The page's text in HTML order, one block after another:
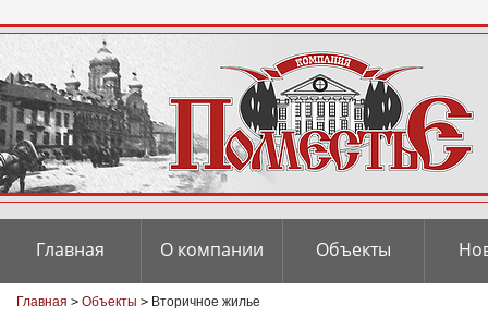
Главная О компании Объекты
Главная > Объекты > Вторичное жилье